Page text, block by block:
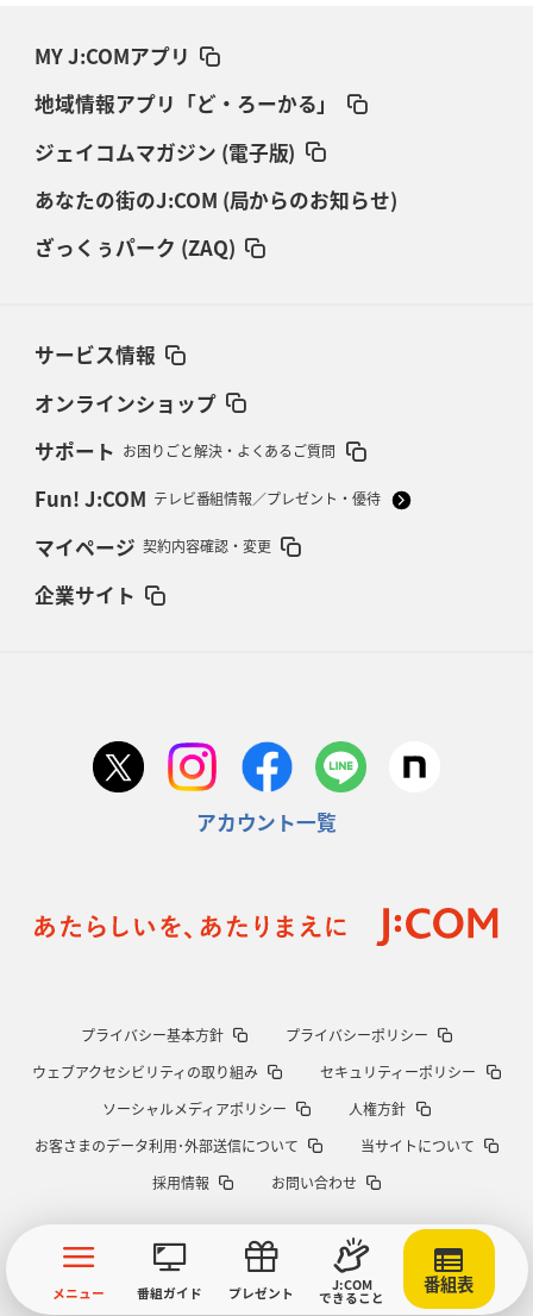
メニュー 番組ガイド プレゼント J:COM
できること
番組表
MY J:COMアプリ
地域情報アプリ「ど・ろーかる」
ジェイコムマガジン (電子版)
あなたの街のJ:COM (局からのお知らせ)
ざっくぅパーク (ZAQ)
サービス情報
オンラインショップ
サポート お困りごと解決・よくあるご質問
Fun! J:COM テレビ番組情報／プレゼント・優待
マイページ 契約内容確認・変更
企業サイト
アカウント一覧
プライバシー基本方針
プライバシーポリシー
ウェブアクセシビリティの取り組み
セキュリティーポリシー
ソーシャルメディアポリシー
人権方針
お客さまのデータ利用･外部送信について
当サイトについて
採用情報
お問い合わせ